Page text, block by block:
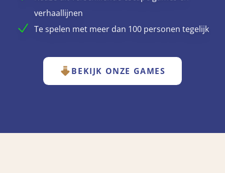
verhaallijnen
Te spelen met meer dan 100 personen tegelijk
BEKIJK ONZE GAMES